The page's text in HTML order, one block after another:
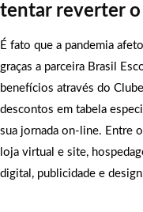
tentar reverter o
É fato que a pandemia
graças a parceira Brasil
benefícios através do
descontos em tabela
sua jornada on-line. Entre
loja virtual e site,
digital, publicidade e